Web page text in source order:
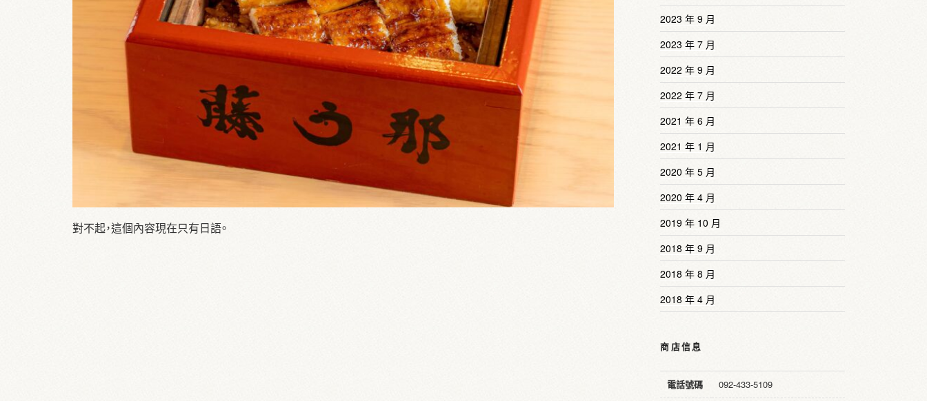
對不起，這個內容現在只有日語。
2023 年 9 月
2023 年 7 月
2022 年 9 月
2022 年 7 月
2021 年 6 月
2021 年 1 月
2020 年 5 月
2020 年 4 月
2019 年 10 月
2018 年 9 月
2018 年 8 月
2018 年 4 月
商店信息
電話號碼 092-433-5109